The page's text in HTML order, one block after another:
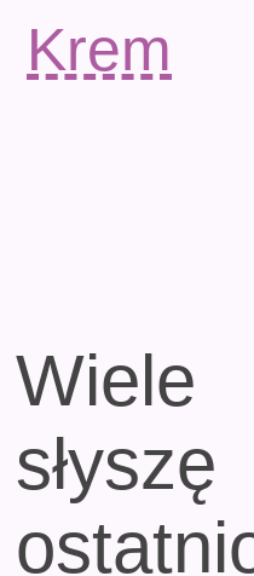
Krem
Wiele